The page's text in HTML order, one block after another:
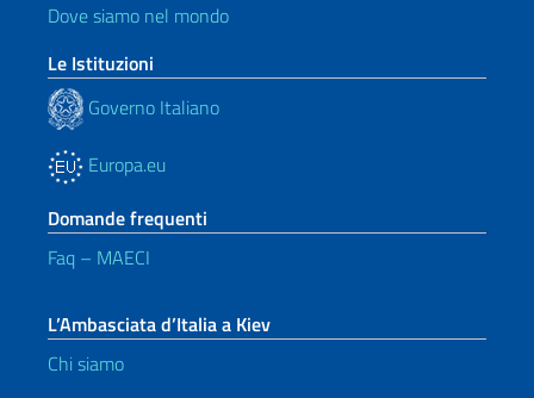
Dove siamo nel mondo
Le Istituzioni
Governo Italiano
Europa.eu
Domande frequenti
Faq – MAECI
L’Ambasciata d’Italia a Kiev
Chi siamo